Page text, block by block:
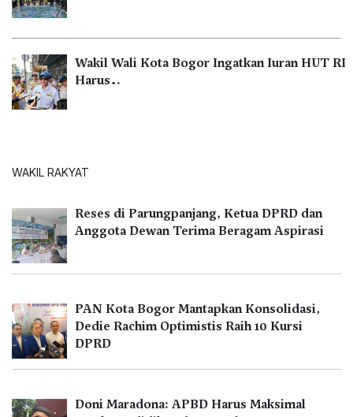
Wakil Wali Kota Bogor Ingatkan Iuran HUT RI
Harus…
WAKIL RAKYAT
Reses di Parungpanjang, Ketua DPRD dan
Anggota Dewan Terima Beragam Aspirasi
PAN Kota Bogor Mantapkan Konsolidasi,
Dedie Rachim Optimistis Raih 10 Kursi
DPRD
Doni Maradona: APBD Harus Maksimal